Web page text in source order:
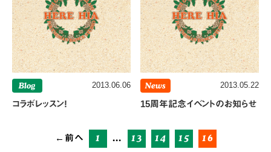
Blog 2013.06.06
コラボレッスン!
News 2013.05.22
15周年記念イベントのお知らせ
←前へ 1 … 13 14 15 16